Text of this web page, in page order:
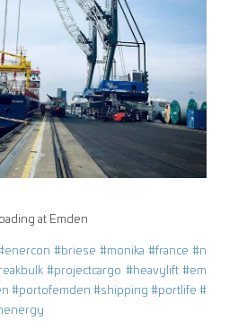
at Emden
#briese #monika#france #n
#projectcargo #heavylift #em
#portofemden #shipping #portlife #